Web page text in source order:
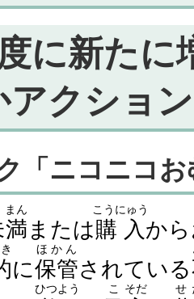
に新たに
アクション
「ニコニコ
満
まん
または購入
こうにゅう
か
に保管
ほかん
されている
ひつよう こ そだ せ